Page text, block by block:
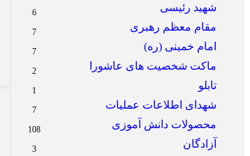
شهید رئیسی 6
مقام معظم رهبری 7
امام خمینی (ره) 7
ماکت شخصیت های عاشورا 2
تابلو 1
شهدای اطلاعات عملیات 7
محصولات دانش آموزی 108
آزادگان 3